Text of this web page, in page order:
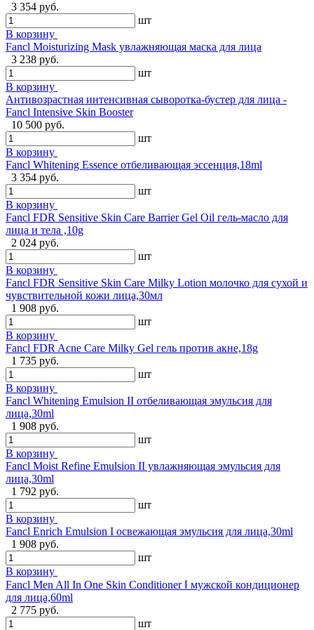
3 354 руб.
шт
В корзину
Fancl Moisturizing Mask увлажняющая маска для лица
3 238 руб.
шт
В корзину
Антивозрастная интенсивная сыворотка-бустер для лица -
Fancl Intensive Skin Booster
10 500 руб.
шт
В корзину
Fancl Whitening Essence отбеливающая эссенция,18ml
3 354 руб.
шт
В корзину
Fancl FDR Sensitive Skin Care Barrier Gel Oil гель-масло для
лица и тела ,10g
2 024 руб.
шт
В корзину
Fancl FDR Sensitive Skin Care Milky Lotion молочко для сухой и
чувствительной кожи лица,30мл
1 908 руб.
шт
В корзину
Fancl FDR Acne Care Milky Gel гель против акне,18g
1 735 руб.
шт
В корзину
Fancl Whitening Emulsion II отбеливающая эмульсия для
лица,30ml
1 908 руб.
шт
В корзину
Fancl Moist Refine Emulsion II увлажняющая эмульсия для
лица,30ml
1 792 руб.
шт
В корзину
Fancl Enrich Emulsion I освежающая эмульсия для лица,30ml
1 908 руб.
шт
В корзину
Fancl Men All In One Skin Conditioner Ⅰ мужской кондиционер
для лица,60ml
2 775 руб.
шт